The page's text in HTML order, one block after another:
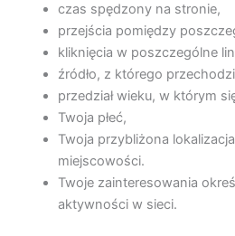
czas spędzony na stronie,
przejścia pomiędzy
kliknięcia w poszczególne
źródło, z którego
przedział wieku, w którym
Twoja płeć,
Twoja przybliżona
miejscowości.
Twoje zainteresowania
aktywności w sieci.